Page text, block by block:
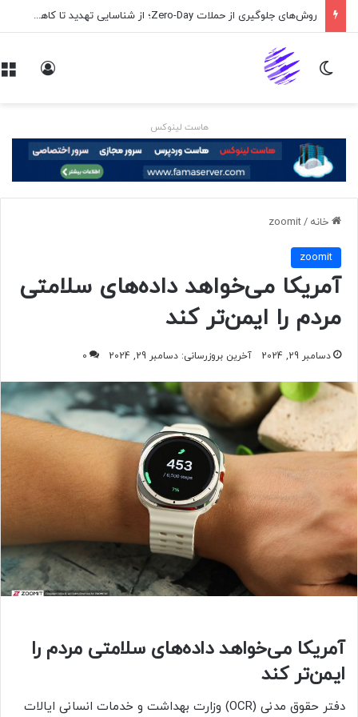
روش‌های جلوگیری از حملات Zero-Day؛ از شناسایی تهدید تا کاهش ریسک
تغییر پوسته
هاست لینوکس
خانه /
zoomit
zoomit
آمریکا می‌خواهد داده‌های سلامتی
مردم را ایمن‌تر کند
دسامبر 29, 2024 آخرین بروزرسانی: دسامبر 29, 2024 0
آمریکا می‌خواهد داده‌های سلامتی مردم را
ایمن‌تر کند
دفتر حقوق مدنی (OCR) وزارت بهداشت و خدمات انسانی ایالات